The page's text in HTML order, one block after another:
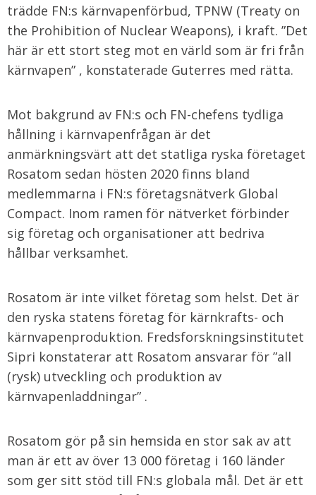
trädde FN:s kärnvapenförbud, TPNW (Treaty on
the Prohibition of Nuclear Weapons), i kraft. ”Det
här är ett stort steg mot en värld som är fri från
kärnvapen” , konstaterade Guterres med rätta.
Mot bakgrund av FN:s och FN-chefens tydliga
hållning i kärnvapenfrågan är det
anmärkningsvärt att det statliga ryska företaget
Rosatom sedan hösten 2020 finns bland
medlemmarna i FN:s företagsnätverk Global
Compact. Inom ramen för nätverket förbinder
sig företag och organisationer att bedriva
hållbar verksamhet.
Rosatom är inte vilket företag som helst. Det är
den ryska statens företag för kärnkrafts- och
kärnvapenproduktion. Fredsforskningsinstitutet
Sipri konstaterar att Rosatom ansvarar för ”all
(rysk) utveckling och produktion av
kärnvapenladdningar” .
Rosatom gör på sin hemsida en stor sak av att
man är ett av över 13 000 företag i 160 länder
som ger sitt stöd till FN:s globala mål. Det är ett